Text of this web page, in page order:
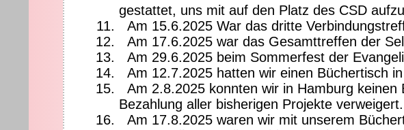
gestattet, uns mit auf den Platz des CSD
Am 15.6.2025 War das dritte
Am 17.6.2025 war das Gesamttreffen der
Am 29.6.2025 beim Sommerfest der
Am 12.7.2025 hatten wir einen Büchertisch
Am 2.8.2025 konnten wir in Hamburg
Bezahlung aller bisherigen Projekte verweigert.
Am 17.8.2025 waren wir mit unserem